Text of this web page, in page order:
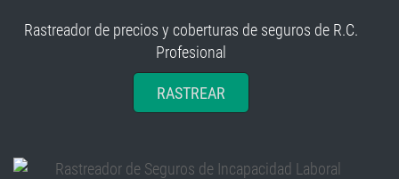
Rastreador de precios y coberturas de seguros de R.C.
Profesional
RASTREAR